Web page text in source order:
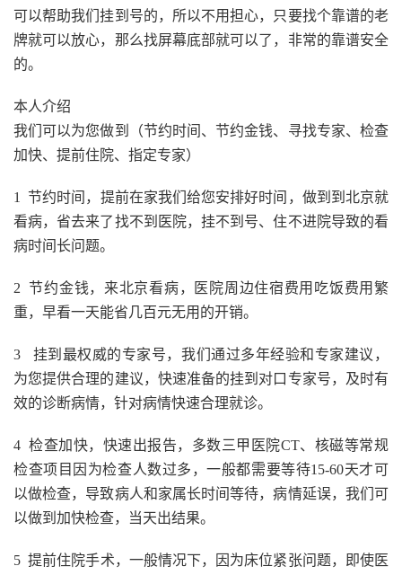
可以帮助我们挂到号的，所以不用担心，只要找个靠谱的老
牌就可以放心，那么找屏幕底部就可以了，非常的靠谱安全
的。
本人介绍
我们可以为您做到（节约时间、节约金钱、寻找专家、检查
加快、提前住院、指定专家）
1 节约时间，提前在家我们给您安排好时间，做到到北京就
看病，省去来了找不到医院，挂不到号、住不进院导致的看
病时间长问题。
2 节约金钱，来北京看病，医院周边住宿费用吃饭费用繁
重，早看一天能省几百元无用的开销。
3 挂到最权威的专家号，我们通过多年经验和专家建议，
为您提供合理的建议，快速准备的挂到对口专家号，及时有
效的诊断病情，针对病情快速合理就诊。
4 检查加快，快速出报告，多数三甲医院CT、核磁等常规
检查项目因为检查人数过多，一般都需要等待15-60天才可
以做检查，导致病人和家属长时间等待，病情延误，我们可
以做到加快检查，当天出结果。
5 提前住院手术，一般情况下，因为床位紧张问题，即使医